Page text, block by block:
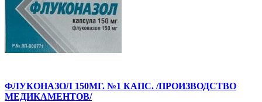
ФЛУКОНАЗОЛ 150МГ. №1 КАПС. /ПРОИЗВОДСТВО
МЕДИКАМЕНТОВ/